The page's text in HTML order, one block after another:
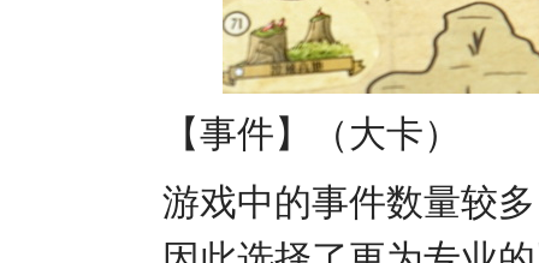
【事件】（大卡）
游戏中的事件数量较